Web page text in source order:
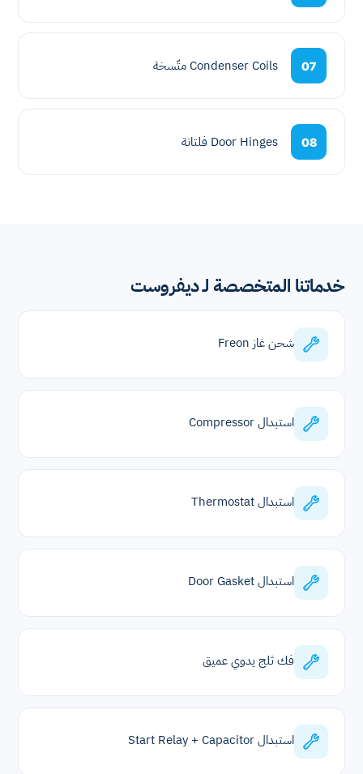
07 Condenser Coils متّسخة
08 Door Hinges فلتانة
خدماتنا المتخصصة لـ ديفروست
شحن غاز Freon
استبدال Compressor
استبدال Thermostat
استبدال Door Gasket
فك ثلج يدوي عميق
استبدال Start Relay + Capacitor